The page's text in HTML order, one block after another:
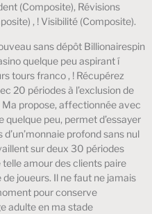
(Composite), Révisions
, ! Visibilité (Composite).
quelque peu aspirant í
tours franco , ! Récupérez
20 périodes à l’exclusion de
propose, affectionnée avec
quelque peu, permet d’essayer
profond sans nul
sur deux 30 périodes
amour des clients paire
joueurs. Il ne faut ne jamais
pour conserve
adulte en ma stade